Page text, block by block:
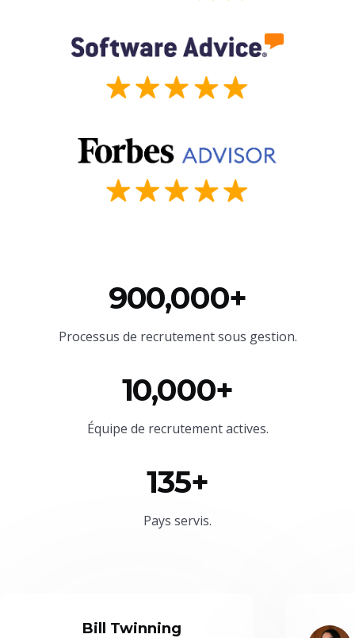
900,000+
Processus de recrutement sous gestion.
10,000+
Équipe de recrutement actives.
135+
Pays servis.
Bill Twinning